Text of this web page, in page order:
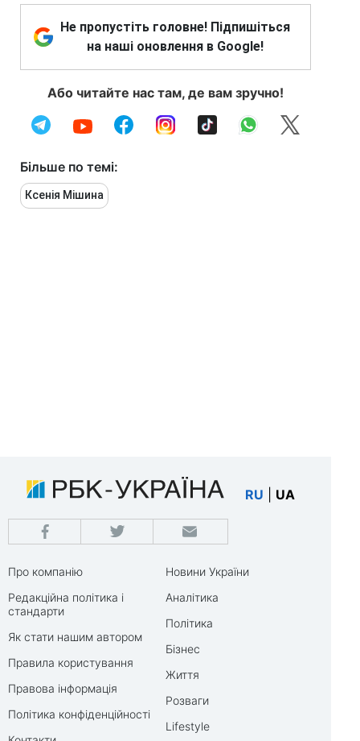
Не пропустіть головне! Підпишіться
на наші оновлення в Google!
Або читайте нас там, де вам зручно!
Більше по темі:
Ксенія Мішина
RU UA
Про компанію
Редакційна політика і
стандарти
Як стати нашим автором
Правила користування
Правова інформація
Політика конфіденційності
Новини України
Аналітика
Політика
Бізнес
Життя
Розваги
Lifestyle